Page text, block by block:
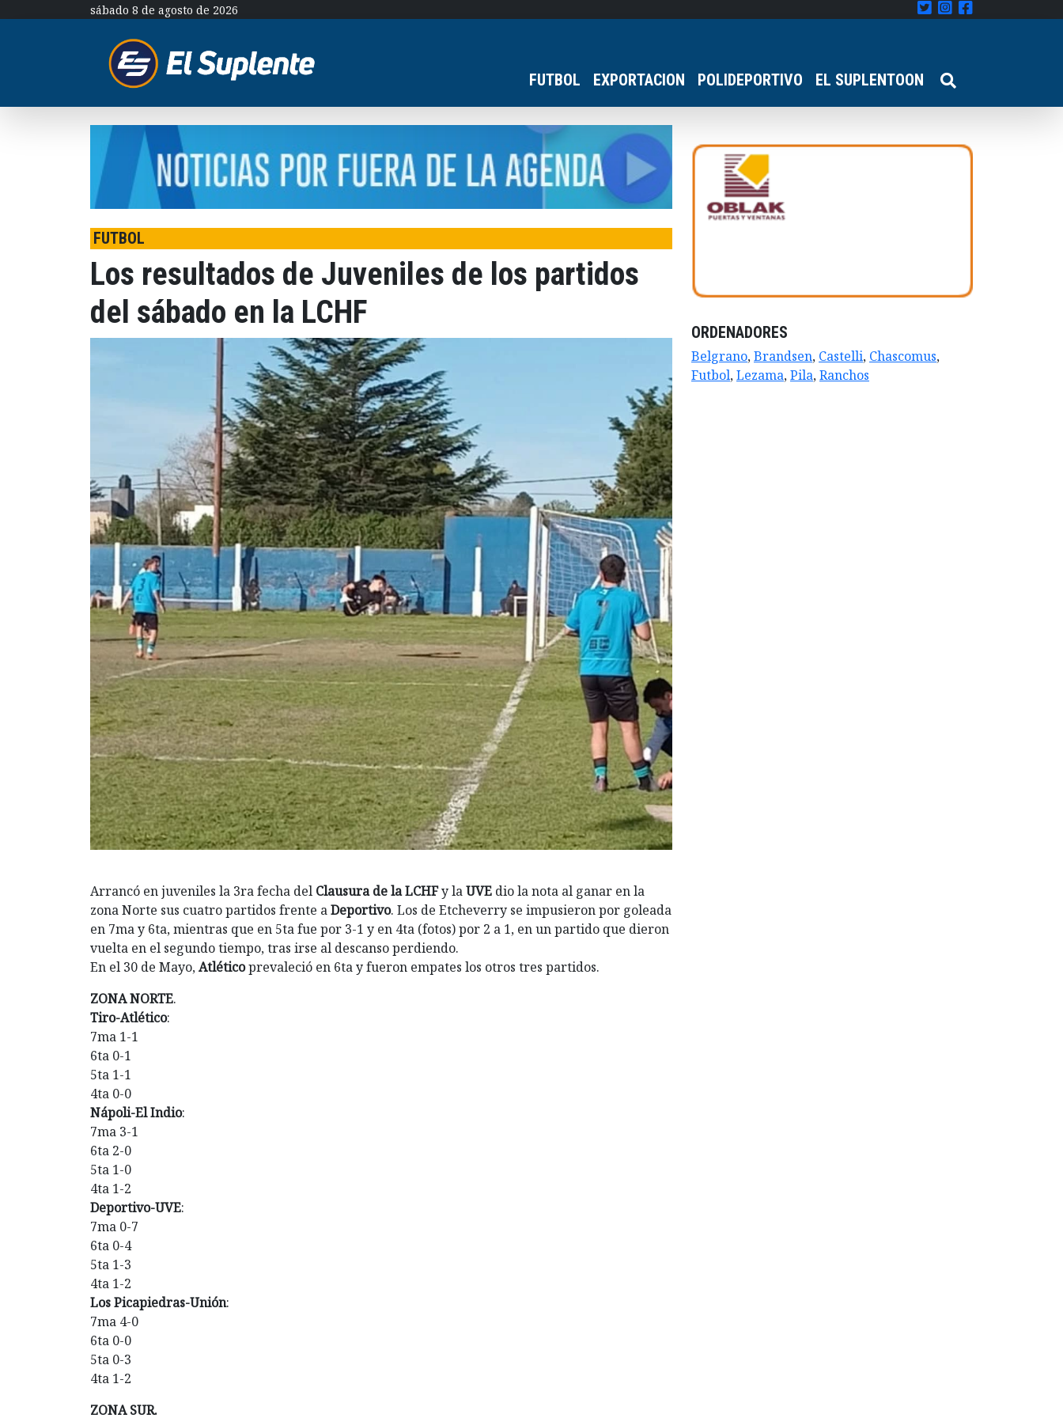
sábado 8 de agosto de 2026
FUTBOL EXPORTACION POLIDEPORTIVO EL SUPLENTOON
FUTBOL
Los resultados de Juveniles de los partidos
del sábado en la LCHF
Arrancó en juveniles la 3ra fecha del Clausura de la LCHFy laUVE dio la nota al ganar en la
zona Norte sus cuatro partidos frente aDeportivo. Los de Etcheverry se impusieron por goleada
en 7ma y 6ta, mientras que en 5ta fue por 3-1 y en 4ta (fotos) por 2 a 1, en un partido que dieron
vuelta en el segundo tiempo, tras irse al descanso perdiendo.
En el 30 de Mayo,Atléticoprevaleció en 6ta y fueron empates los otros tres partidos.
ZONA NORTE.
Tiro-Atlético:
7ma 1-1
6ta 0-1
5ta 1-1
4ta 0-0
Nápoli-El Indio:
7ma 3-1
6ta 2-0
5ta 1-0
4ta 1-2
Deportivo-UVE:
7ma 0-7
6ta 0-4
5ta 1-3
4ta 1-2
Los Picapiedras-Unión:
7ma 4-0
6ta 0-0
5ta 0-3
4ta 1-2
ZONA SUR.
ORDENADORES
Belgrano,Brandsen, Castelli, Chascomus,
Futbol,Lezama,Pila,Ranchos